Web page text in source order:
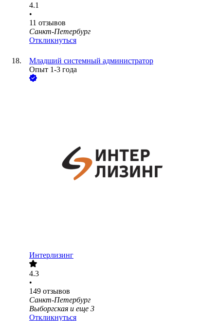
4.1
•
11 отзывов
Санкт-Петербург
Откликнуться
Младший системный администратор
Опыт 1-3 года
Интерлизинг
4.3
•
149 отзывов
Санкт-Петербург
Выборгская и еще 3
Откликнуться